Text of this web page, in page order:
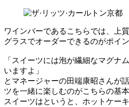
ワインバーであるこちらでは、上
グラスでオーダーできるのがポイン
「スイーツには泡が繊細なマグナ
いますよ」
とマネージャーの田端康昭さんが
ツを一緒に楽しむのがこちらの基本
スイーツはというと、ホットケー